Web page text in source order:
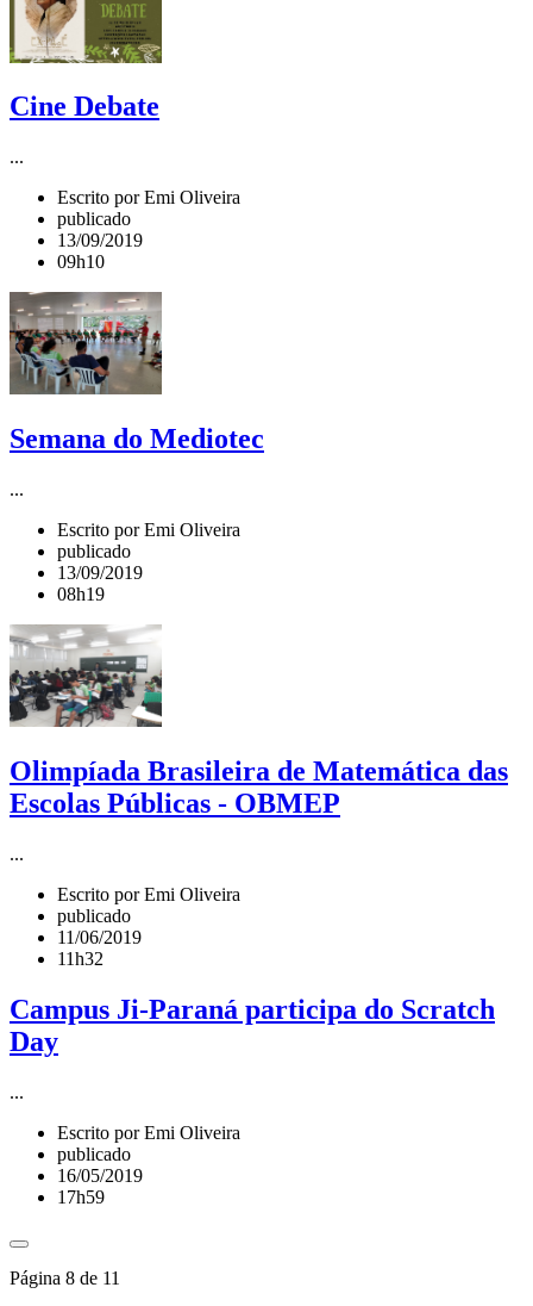
Cine Debate
...
Escrito por Emi Oliveira
publicado
13/09/2019
09h10
Semana do Mediotec
...
Escrito por Emi Oliveira
publicado
13/09/2019
08h19
Olimpíada Brasileira de Matemática das
Escolas Públicas - OBMEP
...
Escrito por Emi Oliveira
publicado
11/06/2019
11h32
Campus Ji-Paraná participa do Scratch
Day
...
Escrito por Emi Oliveira
publicado
16/05/2019
17h59
Página 8 de 11